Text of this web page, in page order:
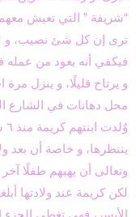
“شريفة ” التي تعيش معهم
ترى إن كل شئ نصيب، و
فيكفي أنه يعود من عمله
و يرتاح قليلًا، و ينزل
محل دهانات في الشارع
ينتظرها، و خاصة أن بعد
لكن كريمة عند ولادتها